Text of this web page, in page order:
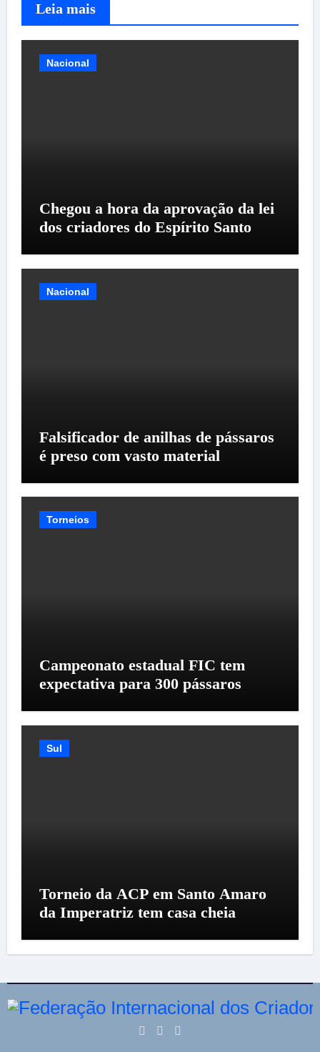
Leia mais
Nacional
Chegou a hora da aprovação da lei
dos criadores do Espírito Santo
Nacional
Falsificador de anilhas de pássaros
é preso com vasto material
Torneios
Campeonato estadual FIC tem
expectativa para 300 pássaros
Sul
Torneio da ACP em Santo Amaro
da Imperatriz tem casa cheia